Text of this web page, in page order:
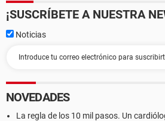
¡SUSCRÍBETE A NUESTRA
Noticias
NOVEDADES
La regla de los 10 mil pasos. Un